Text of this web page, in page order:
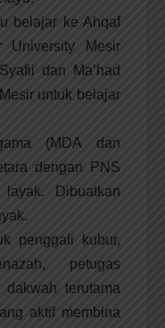
belajar ke Ahqaf
University Mesir
dan Ma’had
untuk belajar
(MDA dan
dengan PNS
Dibuatkan
penggali kubur,
petugas
terutama
aktif membina